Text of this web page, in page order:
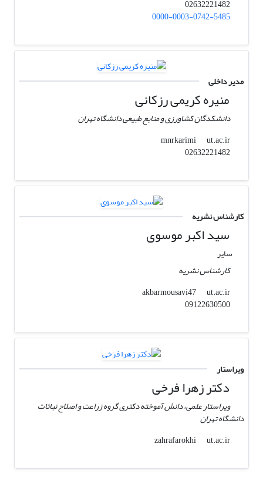
02632221482
0000-0003-0742-5485
مدیر داخلی
منیره کریمی رزکانی
دانشکدگان کشاورزی و منابع طبیعی دانشگاه تهران
mnrkarimi
ut.ac.ir
02632221482
کارشناس نشریه
سید اکبر موسوی
سایر
کارشناس نشریه
akbarmousavi47
ut.ac.ir
09122630500
ویراستار
دکتر زهرا فرخی
ویراستار علمی، دانش آموخته دکتری گروه زراعت و اصلاح نباتات
دانشگاه تهران
zahrafarokhi
ut.ac.ir